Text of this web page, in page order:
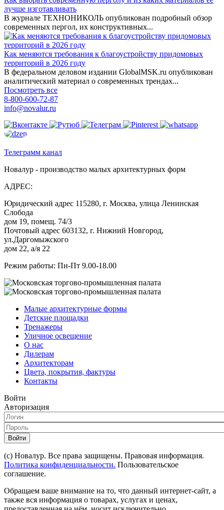
лучше изготавливать
В журнале ТЕХНОНИКОЛЬ опубликован подробный обзор
современных пергол, их конструктивных...
Как меняются требования к благоустройству придомовых
территорий в 2026 году
В федеральном деловом издании GlobalMSK.ru опубликован
аналитический материал о современных трендах...
Посмотреть все
8-800-600-72-87
info@novalur.ru
Телеграмм канал
Новалур - производство малых архитектурных форм
АДРЕС:
Юридический адрес 115280, г. Москва, улица Ленинская
Слобода
дом 19, помещ. 74/3
Почтовый адрес 603132, г. Нижний Новгород,
ул.Даргомыжского
дом 22, а/я 22
Режим работы: Пн-Пт 9.00-18.00
Малые архитектурные формы
Детские площадки
Тренажеры
Уличное освещение
О нас
Дилерам
Архитекторам
Цвета, покрытия, фактуры
Контакты
Войти
Авторизация
Войти
(с) Новалур. Все права защищены. Правовая информация.
Политика конфиденциальности. Пользовательское
соглашение.
Обращаем ваше внимание на то, что данный интернет-сайт, а
также вся информация о товарах, услугах и ценах,